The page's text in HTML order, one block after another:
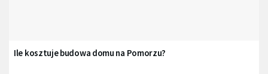
Ile kosztuje budowa domu na Pomorzu?